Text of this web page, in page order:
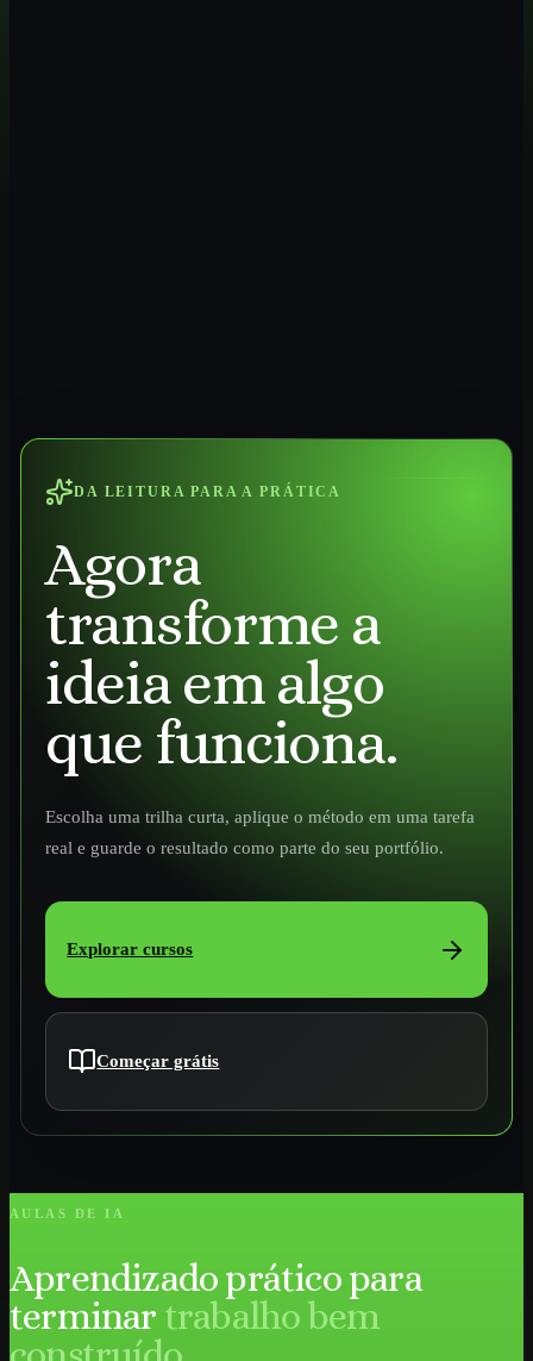
DA LEITURA PARA A PRÁTICA
Agora
transforme a
ideia em algo
que funciona.
Escolha uma trilha curta, aplique o método em uma tarefa
real e guarde o resultado como parte do seu portfólio.
Explorar cursos
Começar grátis
AULAS DE IA
Aprendizado prático para
terminar trabalho bem